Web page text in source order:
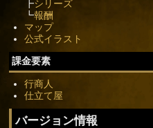
┣シリーズ
┗報酬
マップ
公式イラスト
課金要素
行商人
仕立て屋
バージョン情報